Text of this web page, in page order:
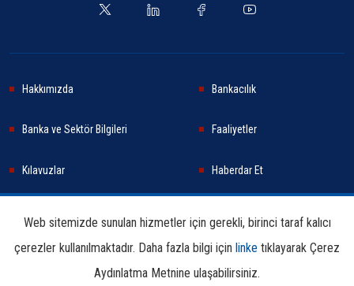
Hakkımızda Bankacılık
Banka ve Sektör Bilgileri Faaliyetler
Kılavuzlar Haberdar Et
Araştırma ve Yayınlar İletişim Bilgileri
Web sitemizde sunulan hizmetler için gerekli, birinci taraf kalıcı
çerezler kullanılmaktadır. Daha fazla bilgi için linke tıklayarak Çerez
Aydınlatma Metnine ulaşabilirsiniz.